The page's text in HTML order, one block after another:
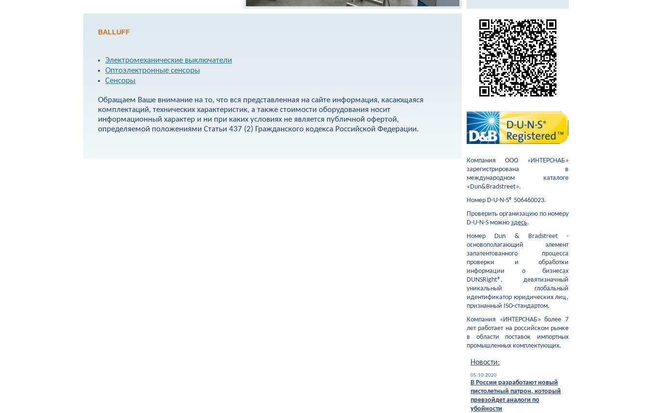
BALLUFF
Электромеханические выключатели
Оптоэлектронные сенсоры
Сенсоры
Обращаем Ваше внимание на то, что вся представленная на сайте информация, касающаяся
комплектаций, технических характеристик, а также стоимости оборудования носит
информационный характер и ни при каких условиях не является публичной офертой,
определяемой положениями Статьи 437 (2) Гражданского кодекса Российской Федерации.
Компания ООО «ИНТЕРСНАБ»
зарегистрирована в
международном каталоге
«Dun&Bradstreet».
Номер D-U-N-S® 506460023.
Проверить организацию по номеру
D-U-N-S можно здесь.
Номер Dun & Bradstreet -
основополагающий элемент
запатентованного процесса
проверки и обработки
информации о бизнесах
DUNSRight®, девятизначный
уникальный глобальный
идентификатор юридических лиц,
признанный ISO-стандартом.
Компания «ИНТЕРСНАБ» более 7
лет работает на российском рынке
в области поставок импортных
промышленных комплектующих.
Новости:
05.10.2020
В России разработают новый
пистолетный патрон, который
превзойдет аналоги по
убойности